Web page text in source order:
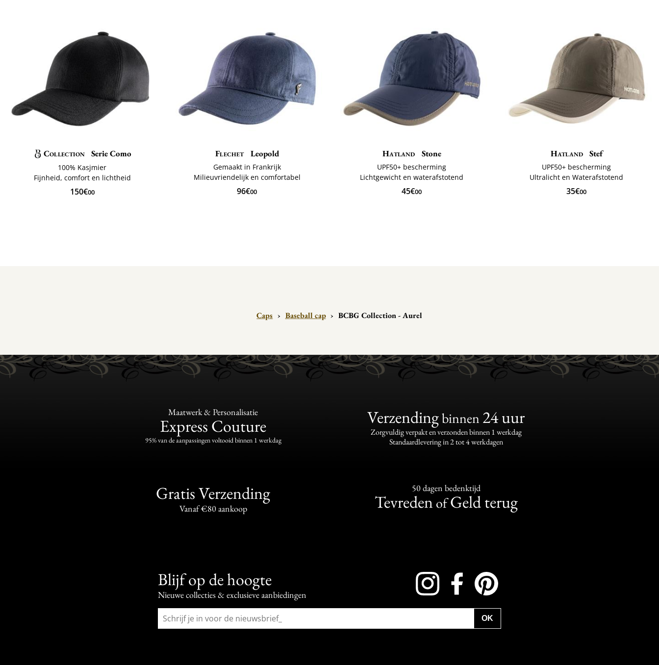
Collection Serie Como
100% Kasjmier
Fijnheid, comfort en lichtheid
150€00
Flechet Leopold
Gemaakt in Frankrijk
Milieuvriendelijk en comfortabel
96€00
Hatland Stone
UPF50+ bescherming
Lichtgewicht en waterafstotend
45€00
Hatland Stef
UPF50+ bescherming
Ultralicht en Waterafstotend
35€00
Caps › Baseball cap › BCBG Collection - Aurel
Maatwerk & Personalisatie
Express Couture
95% van de aanpassingen voltooid binnen 1 werkdag
Verzendingbinnen 24 uur
Zorgvuldig verpakt en verzonden binnen 1 werkdag
Standaardlevering in 2 tot 4 werkdagen
Gratis Verzending
Vanaf €80 aankoop
50 dagen bedenktijd
Tevreden ofGeld terug
Blijf op de hoogte
Nieuwe collecties & exclusieve aanbiedingen
InstagramFacebook
OK